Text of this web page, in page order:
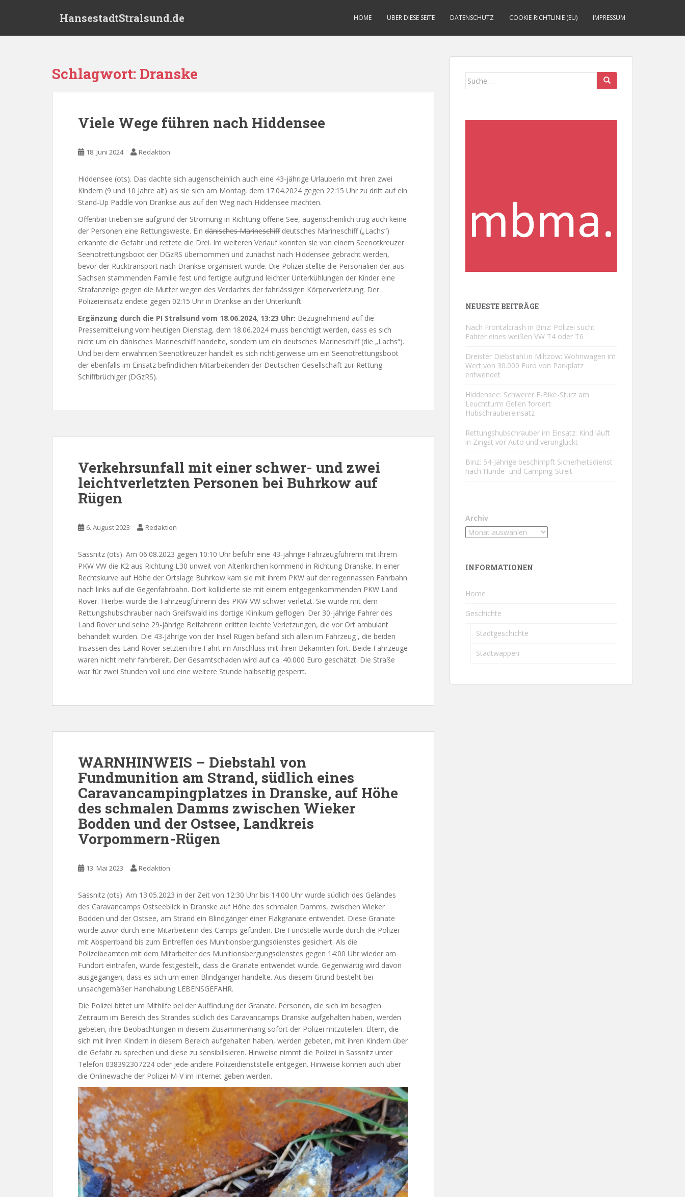
HansestadtStralsund.de HOME ÜBER DIESE SEITE DATENSCHUTZ COOKIE-RICHTLINIE (EU) IMPRESSUM
Schlagwort: Dranske
Viele Wege führen nach Hiddensee
18. Juni 2024 Redaktion
Hiddensee (ots). Das dachte sich augenscheinlich auch eine 43-jährige Urlauberin mit ihren zwei
Kindern (9 und 10 Jahre alt) als sie sich am Montag, dem 17.04.2024 gegen 22:15 Uhr zu dritt auf ein
Stand-Up Paddle von Drankse aus auf den Weg nach Hiddensee machten.
Offenbar trieben sie aufgrund der Strömung in Richtung offene See, augenscheinlich trug auch keine
der Personen eine Rettungsweste. Ein dänisches Marineschiffdeutsches Marineschiff („Lachs“)
erkannte die Gefahr und rettete die Drei. Im weiteren Verlauf konnten sie von einem Seenotkreuzer
Seenotrettungsboot der DGzRS übernommen und zunächst nach Hiddensee gebracht werden,
bevor der Rücktransport nach Drankse organisiert wurde. Die Polizei stellte die Personalien der aus
Sachsen stammenden Familie fest und fertigte aufgrund leichter Unterkühlungen der Kinder eine
Strafanzeige gegen die Mutter wegen des Verdachts der fahrlässigen Körperverletzung. Der
Polizeieinsatz endete gegen 02:15 Uhr in Drankse an der Unterkunft.
Ergänzung durch die PI Stralsund vom 18.06.2024, 13:23 Uhr: Bezugnehmend auf die
Pressemitteilung vom heutigen Dienstag, dem 18.06.2024 muss berichtigt werden, dass es sich
nicht um ein dänisches Marineschiff handelte, sondern um ein deutsches Marineschiff (die „Lachs“).
Und bei dem erwähnten Seenotkreuzer handelt es sich richtigerweise um ein Seenotrettungsboot
der ebenfalls im Einsatz befindlichen Mitarbeitenden der Deutschen Gesellschaft zur Rettung
Schiffbrüchiger (DGzRS).
Verkehrsunfall mit einer schwer- und zwei
leichtverletzten Personen bei Buhrkow auf
Rügen
6. August 2023 Redaktion
Sassnitz (ots). Am 06.08.2023 gegen 10:10 Uhr befuhr eine 43-jährige Fahrzeugführerin mit ihrem
PKW VW die K2 aus Richtung L30 unweit von Altenkirchen kommend in Richtung Dranske. In einer
Rechtskurve auf Höhe der Ortslage Buhrkow kam sie mit ihrem PKW auf der regennassen Fahrbahn
nach links auf die Gegenfahrbahn. Dort kollidierte sie mit einem entgegenkommenden PKW Land
Rover. Hierbei wurde die Fahrzeugführerin des PKW VW schwer verletzt. Sie wurde mit dem
Rettungshubschrauber nach Greifswald ins dortige Klinikum geflogen. Der 30-jährige Fahrer des
Land Rover und seine 29-jährige Beifahrerin erlitten leichte Verletzungen, die vor Ort ambulant
behandelt wurden. Die 43-Jährige von der Insel Rügen befand sich allein im Fahrzeug , die beiden
Insassen des Land Rover setzten ihre Fahrt im Anschluss mit ihren Bekannten fort. Beide Fahrzeuge
waren nicht mehr fahrbereit. Der Gesamtschaden wird auf ca. 40.000 Euro geschätzt. Die Straße
war für zwei Stunden voll und eine weitere Stunde halbseitig gesperrt.
WARNHINWEIS – Diebstahl von
Fundmunition am Strand, südlich eines
Caravancampingplatzes in Dranske, auf Höhe
des schmalen Damms zwischen Wieker
Bodden und der Ostsee, Landkreis
Vorpommern-Rügen
13. Mai 2023 Redaktion
Sassnitz (ots). Am 13.05.2023 in der Zeit von 12:30 Uhr bis 14:00 Uhr wurde südlich des Geländes
des Caravancamps Ostseeblick in Dranske auf Höhe des schmalen Damms, zwischen Wieker
Bodden und der Ostsee, am Strand ein Blindgänger einer Flakgranate entwendet. Diese Granate
wurde zuvor durch eine Mitarbeiterin des Camps gefunden. Die Fundstelle wurde durch die Polizei
mit Absperrband bis zum Eintreffen des Munitionsbergungsdienstes gesichert. Als die
Polizeibeamten mit dem Mitarbeiter des Munitionsbergungsdienstes gegen 14:00 Uhr wieder am
Fundort eintrafen, wurde festgestellt, dass die Granate entwendet wurde. Gegenwärtig wird davon
ausgegangen, dass es sich um einen Blindgänger handelte. Aus diesem Grund besteht bei
unsachgemäßer Handhabung LEBENSGEFAHR.
Die Polizei bittet um Mithilfe bei der Auffindung der Granate. Personen, die sich im besagten
Zeitraum im Bereich des Strandes südlich des Caravancamps Dranske aufgehalten haben, werden
gebeten, ihre Beobachtungen in diesem Zusammenhang sofort der Polizei mitzuteilen. Eltern, die
sich mit ihren Kindern in diesem Bereich aufgehalten haben, werden gebeten, mit ihren Kindern über
die Gefahr zu sprechen und diese zu sensibilisieren. Hinweise nimmt die Polizei in Sassnitz unter
Telefon 038392307224 oder jede andere Polizeidienststelle entgegen. Hinweise können auch über
die Onlinewache der Polizei M-V im Internet geben werden.
Suche
NEUESTE BEITRÄGE
Nach Frontalcrash in Binz: Polizei sucht
Fahrer eines weißen VW T4 oder T6
Dreister Diebstahl in Miltzow: Wohnwagen im
Wert von 30.000 Euro von Parkplatz
entwendet
Hiddensee: Schwerer E-Bike-Sturz am
Leuchtturm Gellen fordert
Hubschraubereinsatz
Rettungshubschrauber im Einsatz: Kind läuft
in Zingst vor Auto und verunglückt
Binz: 54-Jährige beschimpft Sicherheitsdienst
nach Hunde- und Camping-Streit
Archiv
INFORMATIONEN
Home
Geschichte
Stadtgeschichte
Stadtwappen